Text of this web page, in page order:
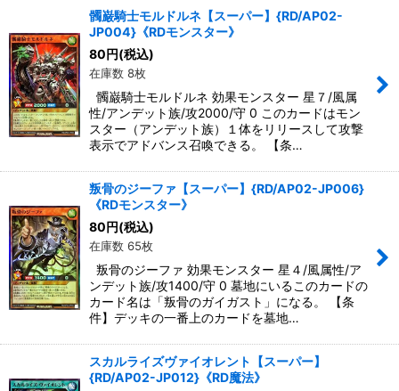
髑巌騎士モルドルネ【スーパー】{RD/AP02-
JP004}《RDモンスター》
80円(税込)
在庫数 8枚
髑巌騎士モルドルネ 効果モンスター 星７/風属
性/アンデット族/攻2000/守 0 このカードはモン
スター（アンデット族）１体をリリースして攻撃
表示でアドバンス召喚できる。 【条…
叛骨のジーファ【スーパー】{RD/AP02-JP006}
《RDモンスター》
80円(税込)
在庫数 65枚
叛骨のジーファ 効果モンスター 星４/風属性/ア
ンデット族/攻1400/守 0 墓地にいるこのカードの
カード名は「叛骨のガイガスト」になる。 【条
件】デッキの一番上のカードを墓地…
スカルライズヴァイオレント【スーパー】
{RD/AP02-JP012}《RD魔法》